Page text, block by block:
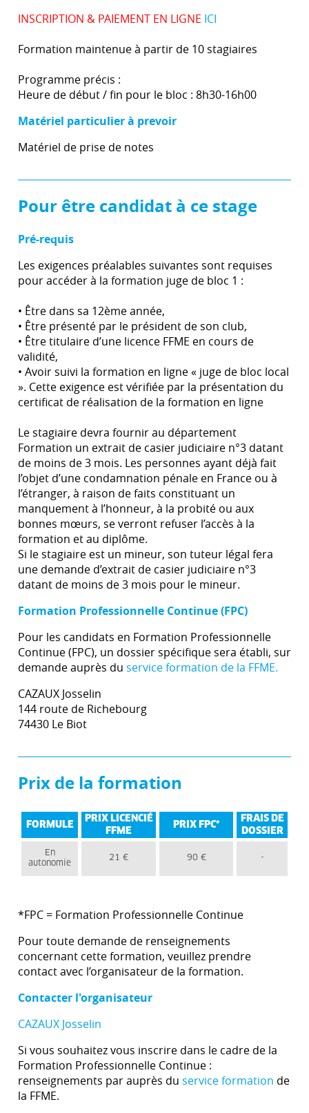
INSCRIPTION & PAIEMENT EN LIGNE ICI
Formation maintenue à partir de 10 stagiaires
Programme précis :
Heure de début / fin pour le bloc : 8h30-16h00
Matériel particulier à prevoir
Matériel de prise de notes
Pour être candidat à ce stage
Pré-requis
Les exigences préalables suivantes sont requises
pour accéder à la formation juge de bloc 1 :
• Être dans sa 12ème année,
• Être présenté par le président de son club,
• Être titulaire d’une licence FFME en cours de
validité,
• Avoir suivi la formation en ligne « juge de bloc local
». Cette exigence est vérifiée par la présentation du
certificat de réalisation de la formation en ligne
Le stagiaire devra fournir au département
Formation un extrait de casier judiciaire n°3 datant
de moins de 3 mois. Les personnes ayant déjà fait
l’objet d’une condamnation pénale en France ou à
l’étranger, à raison de faits constituant un
manquement à l’honneur, à la probité ou aux
bonnes mœurs, se verront refuser l’accès à la
formation et au diplôme.
Si le stagiaire est un mineur, son tuteur légal fera
une demande d’extrait de casier judiciaire n°3
datant de moins de 3 mois pour le mineur.
Formation Professionnelle Continue (FPC)
Pour les candidats en Formation Professionnelle
Continue (FPC), un dossier spécifique sera établi, sur
demande auprès du service formation de la FFME.
CAZAUX Josselin
144 route de Richebourg
74430 Le Biot
Prix de la formation
FORMULE
PRIX LICENCIÉ
FFME
PRIX FPC*
FRAIS DE
DOSSIER
En
autonomie
21 € 90 € -
*FPC = Formation Professionnelle Continue
Pour toute demande de renseignements
concernant cette formation, veuillez prendre
contact avec l’organisateur de la formation.
Contacter l'organisateur
CAZAUX Josselin
Si vous souhaitez vous inscrire dans le cadre de la
Formation Professionnelle Continue :
renseignements par auprès du service formation de
la FFME.